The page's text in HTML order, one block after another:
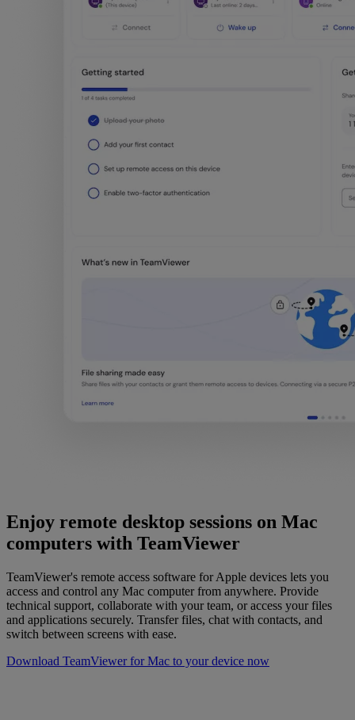
Enjoy remote desktop sessions on Mac
computers with TeamViewer
TeamViewer's remote access software for Apple devices lets you
access and control any Mac computer from anywhere. Provide
technical support, collaborate with your team, or access your files
and applications securely. Transfer files, chat with contacts, and
switch between screens with ease.
Download TeamViewer for Mac to your device now